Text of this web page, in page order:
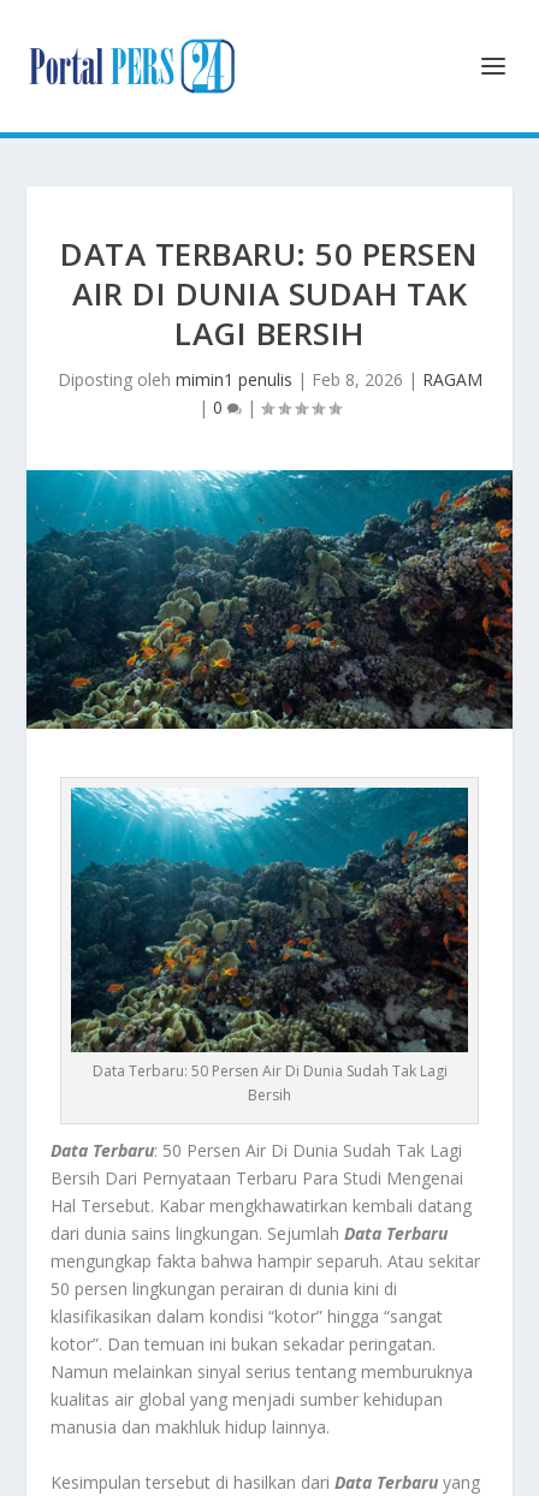
DATA TERBARU: 50 PERSEN
AIR DI DUNIA SUDAH TAK
LAGI BERSIH
Diposting oleh mimin1 penulis | Feb 8, 2026 | RAGAM
| 0 |
Data Terbaru: 50 Persen Air Di Dunia Sudah Tak Lagi
Bersih
Data Terbaru: 50 Persen Air Di Dunia Sudah Tak Lagi
Bersih Dari Pernyataan Terbaru Para Studi Mengenai
Hal Tersebut. Kabar mengkhawatirkan kembali datang
dari dunia sains lingkungan. SejumlahData Terbaru
mengungkap fakta bahwa hampir separuh. Atau sekitar
50 persen lingkungan perairan di dunia kini di
klasifikasikan dalam kondisi “kotor” hingga “sangat
kotor”. Dan temuan ini bukan sekadar peringatan.
Namun melainkan sinyal serius tentang memburuknya
kualitas air global yang menjadi sumber kehidupan
manusia dan makhluk hidup lainnya.
Kesimpulan tersebut di hasilkan dariData Terbaru yang